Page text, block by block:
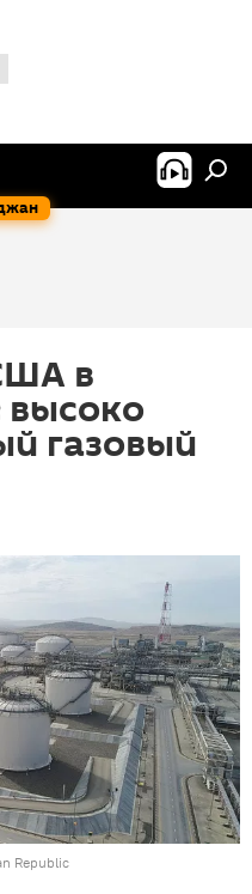
в
газовый
Republic